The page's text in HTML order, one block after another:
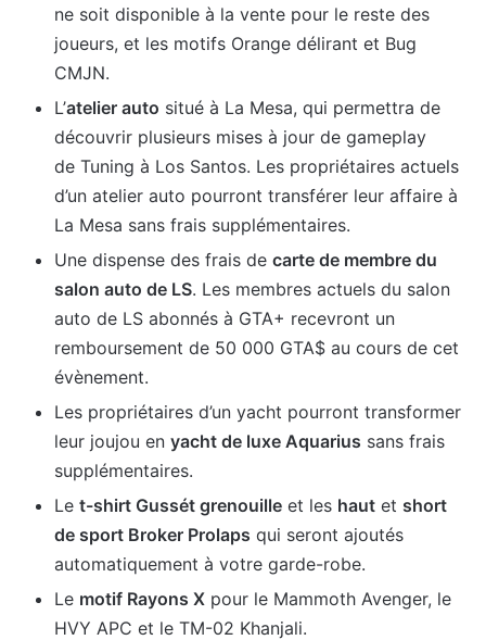
ne soit disponible à la vente pour le reste des
joueurs, et les motifs Orange délirant et Bug
CMJN.
L’atelier auto situé à La Mesa, qui permettra de
découvrir plusieurs mises à jour de gameplay
de Tuning à Los Santos. Les propriétaires actuels
d’un atelier auto pourront transférer leur affaire à
La Mesa sans frais supplémentaires.
Une dispense des frais de carte de membre du
salon auto de LS. Les membres actuels du salon
auto de LS abonnés à GTA+ recevront un
remboursement de 50 000 GTA$ au cours de cet
évènement.
Les propriétaires d’un yacht pourront transformer
leur joujou en yacht de luxe Aquarius sans frais
supplémentaires.
Le t-shirt Gussét grenouille et les haut et short
de sport Broker Prolaps qui seront ajoutés
automatiquement à votre garde-robe.
Le motif Rayons X pour le Mammoth Avenger, le
HVY APC et le TM-02 Khanjali.